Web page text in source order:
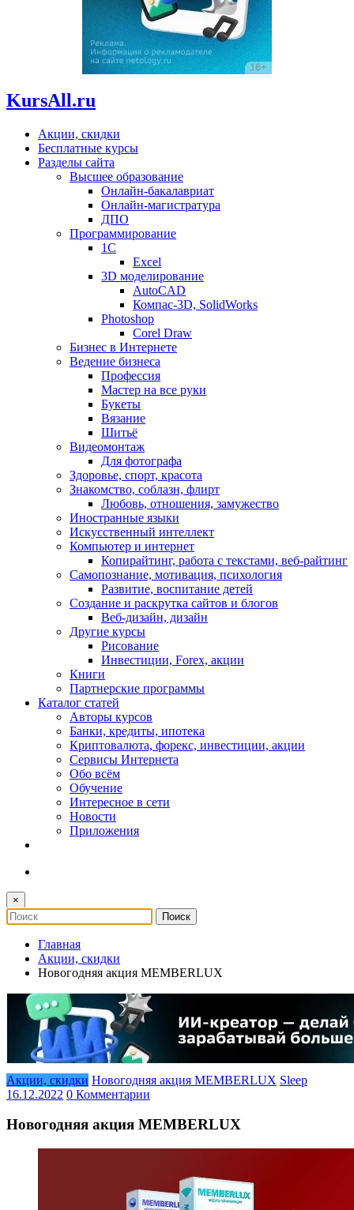
KursAll.ru
Акции, скидки
Бесплатные курсы
Разделы сайта
Высшее образование
Онлайн-бакалавриат
Онлайн-магистратура
ДПО
Программирование
1С
Excel
3D моделирование
AutoCAD
Компас-3D, SolidWorks
Photoshop
Corel Draw
Бизнес в Интернете
Ведение бизнеса
Профессия
Мастер на все руки
Букеты
Вязание
Шитьё
Видеомонтаж
Для фотографа
Здоровье, спорт, красота
Знакомство, соблазн, флирт
Любовь, отношения, замужество
Иностранные языки
Искусственный интеллект
Компьютер и интернет
Копирайтинг, работа с текстами, веб-райтинг
Самопознание, мотивация, психология
Развитие, воспитание детей
Создание и раскрутка сайтов и блогов
Веб-дизайн, дизайн
Другие курсы
Рисование
Инвестиции, Forex, акции
Книги
Партнерские программы
Каталог статей
Авторы курсов
Банки, кредиты, ипотека
Криптовалюта, форекс, инвестиции, акции
Сервисы Интернета
Обо всём
Обучение
Интересное в сети
Новости
Приложения
×
Главная
Акции, скидки
Новогодняя акция MEMBERLUX
Акции, скидки Новогодняя акция MEMBERLUX Sleep
16.12.2022 0 Комментарии
Новогодняя акция MEMBERLUX